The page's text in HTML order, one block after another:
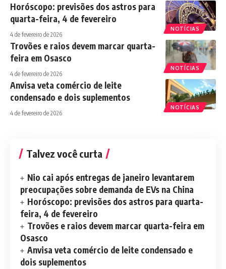
NOTÍCIAS
Horóscopo: previsões dos astros para
quarta-feira, 4 de fevereiro
4 de fevereiro de 2026
NOTÍCIAS
Trovões e raios devem marcar quarta-
feira em Osasco
4 de fevereiro de 2026
NOTÍCIAS
Anvisa veta comércio de leite
condensado e dois suplementos
4 de fevereiro de 2026
Talvez você curta
Nio cai após entregas de janeiro levantarem
preocupações sobre demanda de EVs na China
Horóscopo: previsões dos astros para quarta-
feira, 4 de fevereiro
Trovões e raios devem marcar quarta-feira em
Osasco
Anvisa veta comércio de leite condensado e
dois suplementos